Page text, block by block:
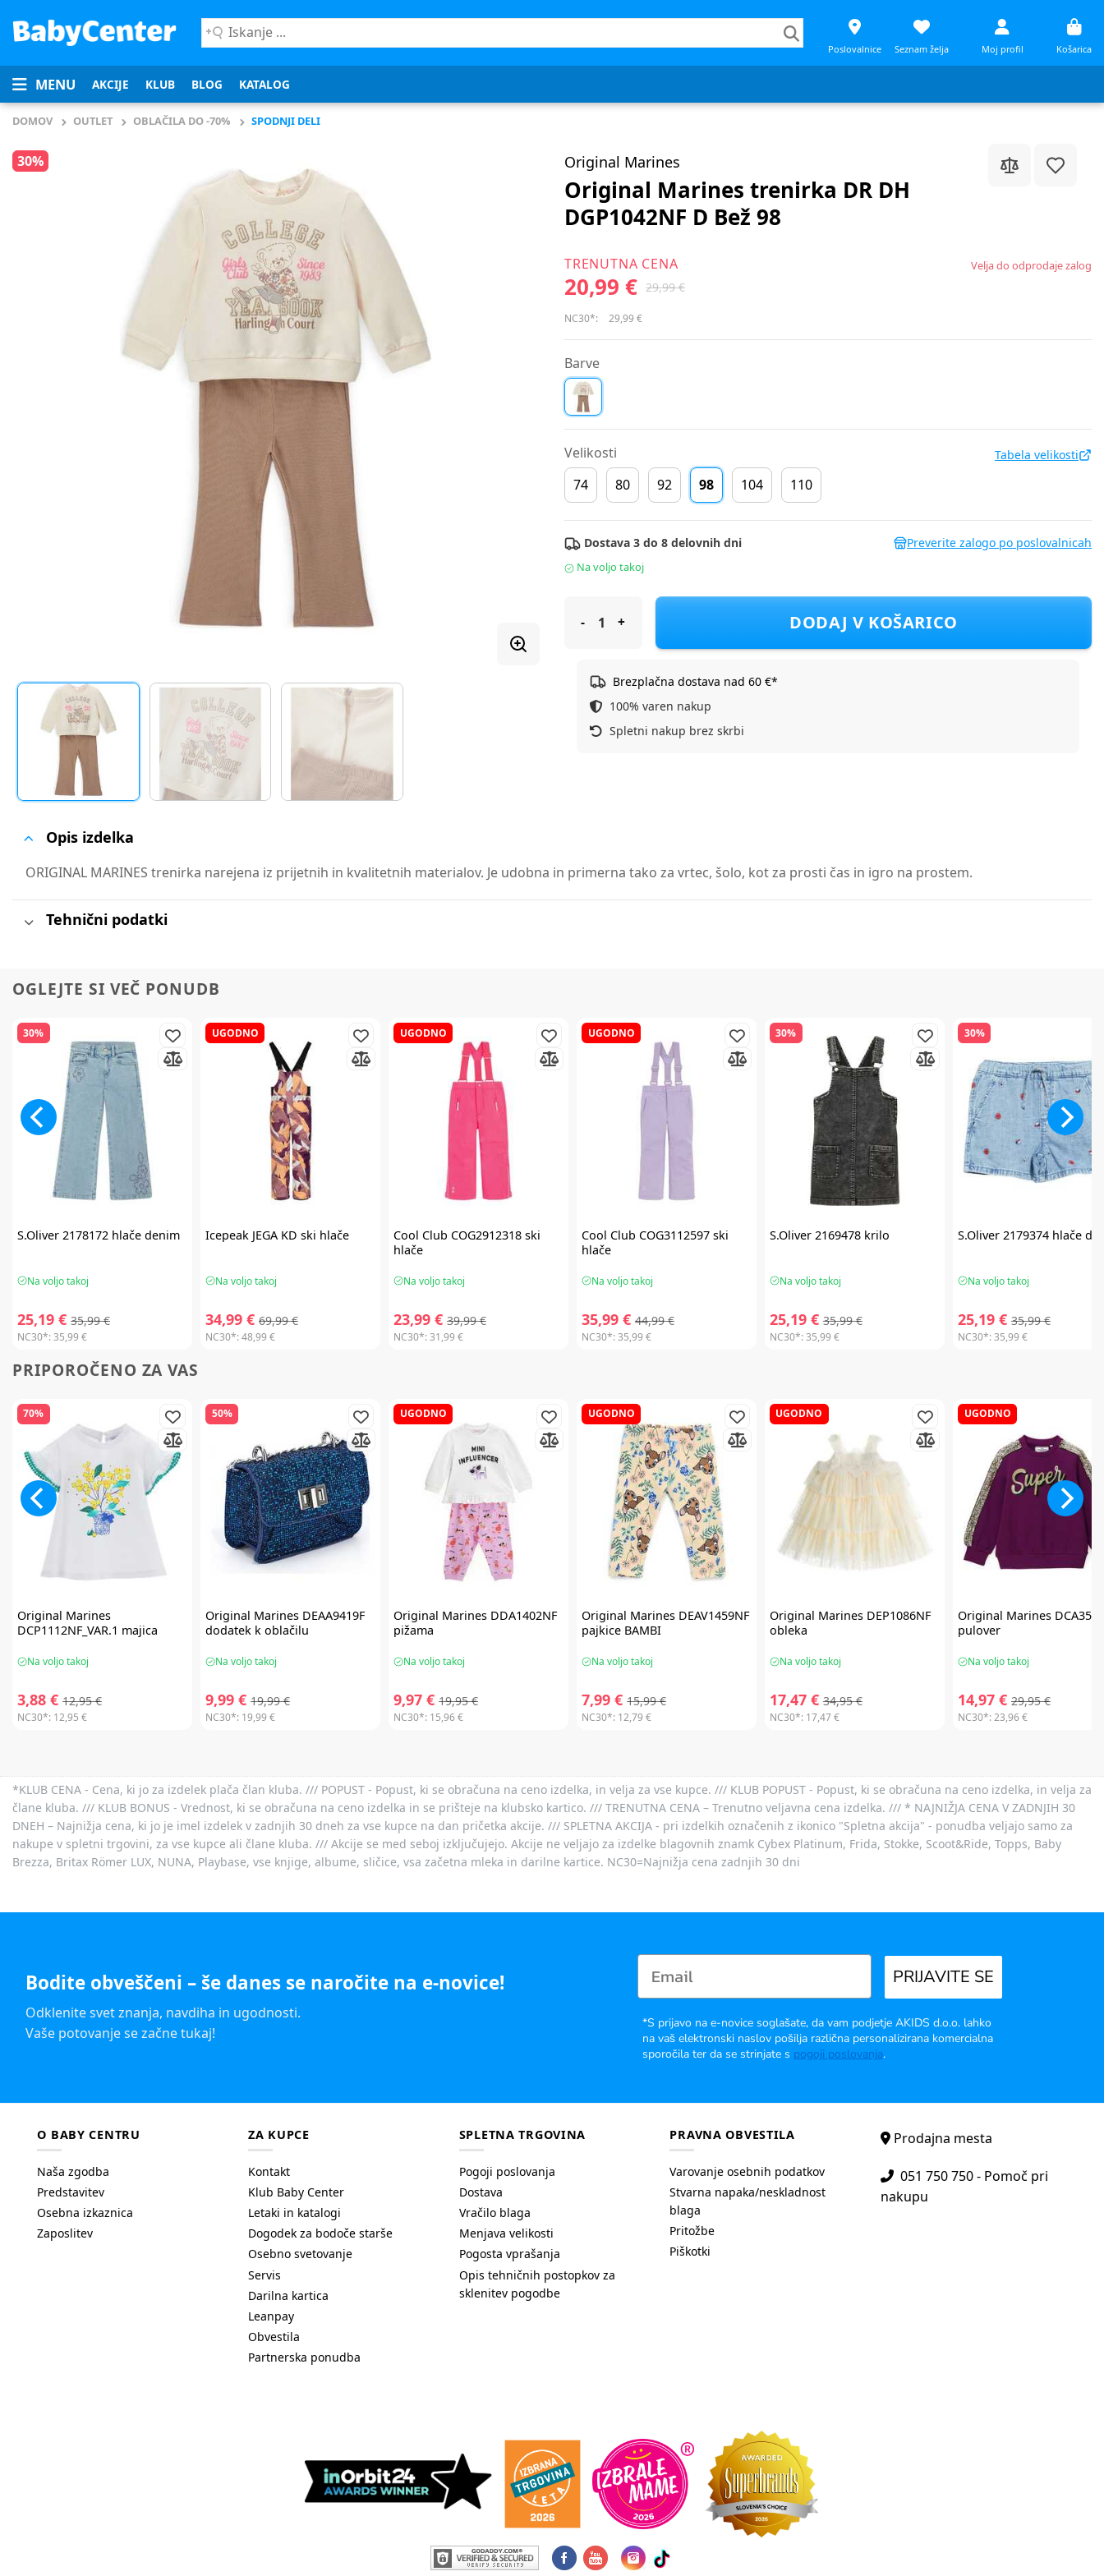
Iskanje
...
Poslovalnice Seznam želja Moj profil Košarica
MENU AKCIJE KLUB BLOG KATALOG
DOMOV OUTLET OBLAČILA DO -70% SPODNJI DELI
30% Original Marines
Original Marines trenirka DR DH
DGP1042NF D Bež 98
TRENUTNA CENA
20,99 € 29,99 €
Velja do odprodaje zalog
NC30*: 29,99 €
Barve
Velikosti Tabela velikosti
74 80 92 98 104 110
Dostava 3 do 8 delovnih dni Preverite zalogo po poslovalnicah
Na voljo takoj
Original Marines trenirka DR DH DGP1042NF D Bež 98
DODAJ V KOŠARICO
Brezplačna dostava nad 60 €*
100% varen nakup
Spletni nakup brez skrbi
Opis izdelka
ORIGINAL MARINES trenirka narejena iz prijetnih in kvalitetnih materialov. Je udobna in primerna tako za vrtec, šolo, kot za prosti čas in igro na prostem.
Tehnični podatki
OGLEJTE SI VEČ PONUDB
30%
S.Oliver2178172 hlače denim
Na voljo takoj
25,19 € 35,99 €
NC30*:35,99 €
UGODNO
Icepeak JEGA KD ski hlače
Na voljo takoj
34,99 € 69,99 €
NC30*:48,99 €
UGODNO
Cool Club COG2912318 ski
hlače
Na voljo takoj
23,99 € 39,99 €
NC30*:31,99 €
UGODNO
Cool Club COG3112597 ski
hlače
Na voljo takoj
35,99 € 44,99 €
NC30*:35,99 €
30%
S.Oliver2169478 krilo
Na voljo takoj
25,19 € 35,99 €
NC30*:35,99 €
30%
S.Oliver 2179374 hlače
Na voljo takoj
25,19 € 35,99 €
NC30*:35,99 €
PRIPOROČENO ZA VAS
70%
Original Marines
DCP1112NF_VAR.1 majica
Na voljo takoj
3,88 € 12,95 €
NC30*: 12,95 €
50%
Original Marines DEAA9419F
dodatek k oblačilu
Na voljo takoj
9,99 € 19,99 €
NC30*: 19,99 €
UGODNO
Original Marines DDA1402NF
pižama
Na voljo takoj
9,97 € 19,95 €
NC30*: 15,96 €
UGODNO
Original Marines DEAV1459NF
pajkice BAMBI
Na voljo takoj
7,99 € 15,99 €
NC30*: 12,79 €
UGODNO
Original MarinesDEP1086NF
obleka
Na voljo takoj
17,47 € 34,95 €
NC30*: 17,47 €
UGODNO
Original Marines
pulover
Na voljo takoj
14,97 € 29,95 €
NC30*:23,96 €
*KLUB CENA - Cena, ki jo za izdelek plača član kluba. /// POPUST - Popust, ki se obračuna na ceno izdelka, in velja za vse kupce. /// KLUB POPUST - Popust, ki se obračuna na ceno izdelka, in velja za
člane kluba. /// KLUB BONUS - Vrednost, ki se obračuna na ceno izdelka in se prišteje na klubsko kartico. /// TRENUTNA CENA – Trenutno veljavna cena izdelka. /// * NAJNIŽJA CENA V ZADNJIH 30
DNEH – Najnižja cena, ki jo je imel izdelek v zadnjih 30 dneh za vse kupce na dan pričetka akcije. /// SPLETNA AKCIJA - pri izdelkih označenih z ikonico "Spletna akcija" - ponudba veljajo samo za
nakupe v spletni trgovini, za vse kupce ali člane kluba. /// Akcije se med seboj izključujejo. Akcije ne veljajo za izdelke blagovnih znamk Cybex Platinum, Frida, Stokke, Scoot&Ride, Topps, Baby
Brezza, Britax Römer LUX, NUNA, Playbase, vse knjige, albume, sličice, vsa začetna mleka in darilne kartice. NC30=Najnižja cena zadnjih 30 dni
Bodite obveščeni – še danes se naročite na e-novice!
Odklenite svet znanja, navdiha in ugodnosti.
Vaše potovanje se začne tukaj!
PRIJAVITE SE
*S prijavo na e-novice soglašate, da vam podjetje AKIDS d.o.o. lahko
na vaš elektronski naslov pošilja različna personalizirana komercialna
sporočila ter da se strinjate s pogoji poslovanja.
O BABY CENTRU
Naša zgodba
Predstavitev
Osebna izkaznica
Zaposlitev
ZA KUPCE
Kontakt
Klub Baby Center
Letaki in katalogi
Dogodek za bodoče starše
Osebno svetovanje
Servis
Darilna kartica
Leanpay
Obvestila
Partnerska ponudba
SPLETNA TRGOVINA
Pogoji poslovanja
Dostava
Vračilo blaga
Menjava velikosti
Pogosta vprašanja
Opis tehničnih postopkov za
sklenitev pogodbe
PRAVNA OBVESTILA
Varovanje osebnih podatkov
Stvarna napaka/neskladnost
blaga
Pritožbe
Piškotki
Prodajna mesta
051 750 750 - Pomoč pri
nakupu